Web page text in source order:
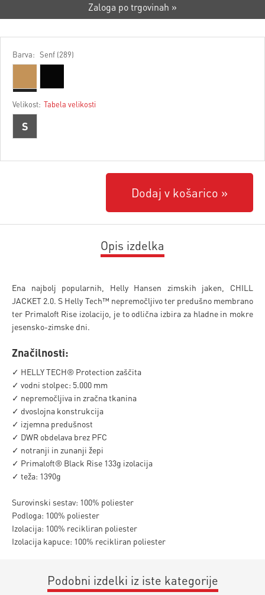
Zaloga po trgovinah »
Barva: Senf (289)
Velikost: Tabela velikosti
S
Dodaj v košarico
Opis izdelka
Ena najbolj popularnih, Helly Hansen zimskih jaken, CHILL
JACKET 2.0. S Helly Tech™ nepremočljivo ter predušno membrano
ter Primaloft Rise izolacijo, je to odlična izbira za hladne in mokre
jesensko-zimske dni.
Značilnosti:
✓ HELLY TECH® Protection zaščita
✓ vodni stolpec: 5.000 mm
✓ nepremočljiva in zračna tkanina
✓ dvoslojna konstrukcija
✓ izjemna predušnost
✓ DWR obdelava brez PFC
✓ notranji in zunanji žepi
✓ Primaloft® Black Rise 133g izolacija
✓ teža: 1390g
Surovinski sestav: 100% poliester
Podloga: 100% poliester
Izolacija: 100% recikliran poliester
Izolacija kapuce: 100% recikliran poliester
Podobni izdelki iz iste kategorije